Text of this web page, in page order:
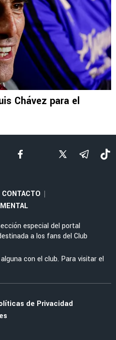
la presión de